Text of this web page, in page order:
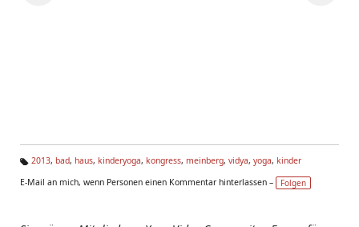
g
2013, bad, haus, kinderyoga, kongress, meinberg, vidya, yoga, kinder
E-Mail an mich, wenn Personen einen Kommentar hinterlassen –
Folgen